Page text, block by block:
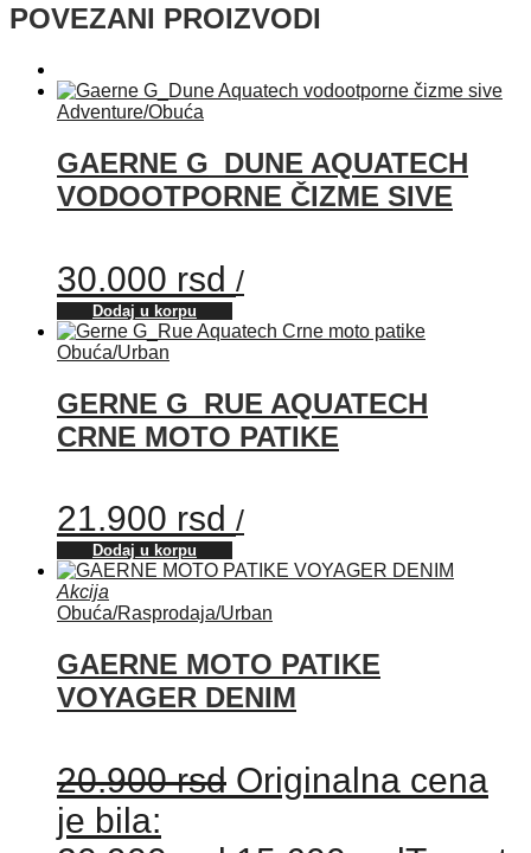
POVEZANI PROIZVODI
Adventure/Obuća
GAERNE G_DUNE AQUATECH
VODOOTPORNE ČIZME SIVE
30.000 rsd /
Dodaj u korpu
Obuća/Urban
GERNE G_RUE AQUATECH
CRNE MOTO PATIKE
21.900 rsd /
Dodaj u korpu
Akcija
Obuća/Rasprodaja/Urban
GAERNE MOTO PATIKE
VOYAGER DENIM
20.900rsd Originalna cena
je bila: